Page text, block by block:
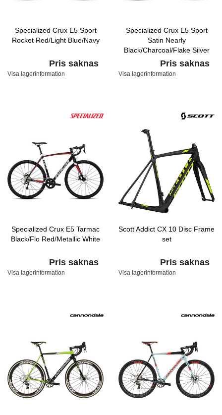
Specialized Crux E5 Sport
Rocket Red/Light Blue/Navy
Pris saknas
Visa lagerinformation
Specialized Crux E5 Sport
Satin Nearly
Black/Charcoal/Flake Silver
Pris saknas
Visa lagerinformation
Specialized Crux E5 Tarmac
Black/Flo Red/Metallic White
Pris saknas
Visa lagerinformation
Scott Addict CX 10 Disc Frame
set
Pris saknas
Visa lagerinformation